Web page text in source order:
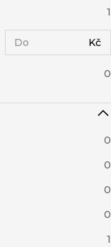
1
Kč
0
0
0
0
0
1